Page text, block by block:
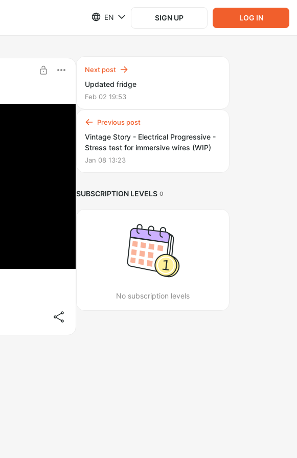
EN SIGN UP LOG IN
Next post
Updated fridge
Feb 02 19:53
Previous post
Vintage Story - Electrical Progressive -
Stress test for immersive wires (WIP)
Jan 08 13:23
SUBSCRIPTION LEVELS 0
No subscription levels